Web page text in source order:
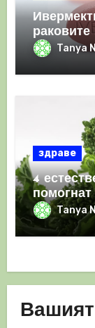
раковите
имунния
Tanya
здраве
4
Tanya